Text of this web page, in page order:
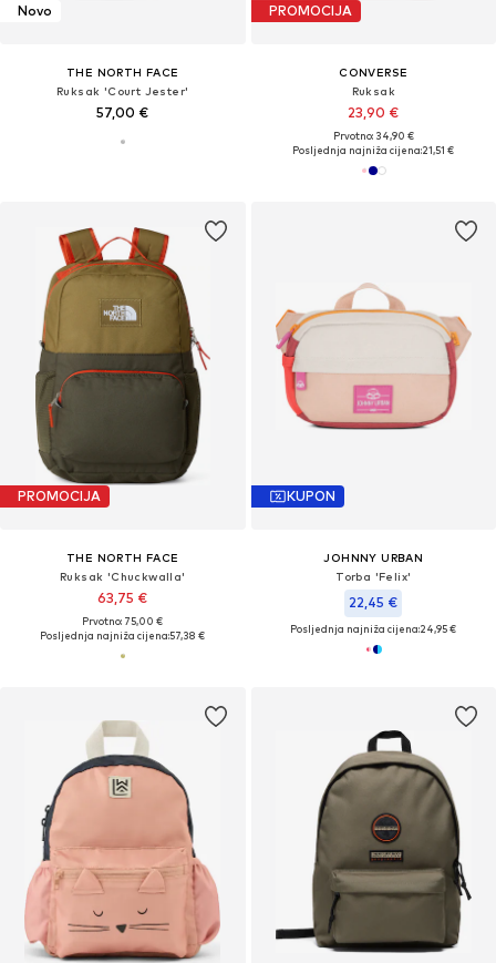
Novo
THE NORTH FACE
Ruksak 'Court Jester'
57,00 €
PROMOCIJA
CONVERSE
Ruksak
23,90 €
Prvotno: 34,90 €
Posljednja najniža cijena:21,51 €
PROMOCIJA
THE NORTH FACE
Ruksak 'Chuckwalla'
63,75 €
Prvotno: 75,00 €
Posljednja najniža cijena:57,38 €
KUPON
JOHNNY URBAN
Torba 'Felix'
22,45 €
Posljednja najniža cijena:24,95 €